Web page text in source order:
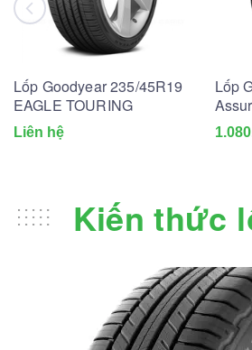
Lốp Goodyear 235/45R19
EAGLE TOURING
Liên hệ
Lốp
Kiến thức